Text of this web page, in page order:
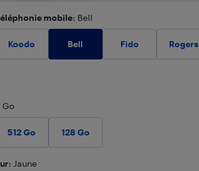
mobile: Bell
Koodo Bell Fido Rogers
Go
512 Go 128 Go
: Jaune